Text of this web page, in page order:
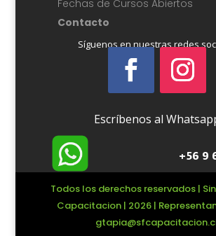
Fechas de Cursos Abiertos
Contacto
Síguenos en nuestras redes
Escríbenos al
+56 9
Todos los derechos reservados |
Capacitacion | 2026 |